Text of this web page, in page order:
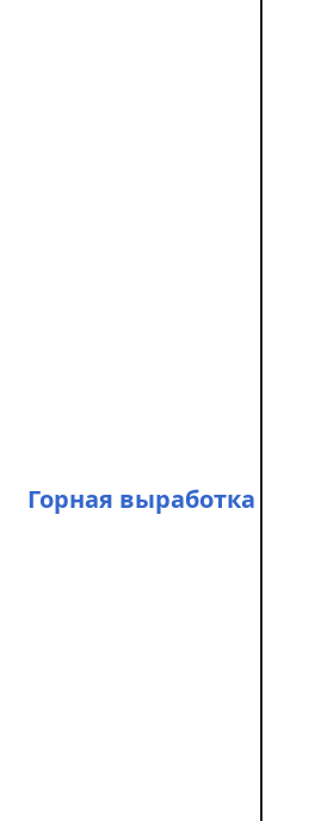
Горная выработка